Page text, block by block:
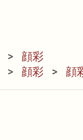
顔彩
顔彩 顔